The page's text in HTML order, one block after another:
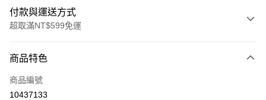
付款與運送方式
超取滿NT$599免運
信用卡一次付款
超商取貨付款
商品特色
商品編號
10437133